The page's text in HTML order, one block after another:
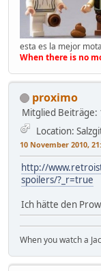
esta es la mejor mota
When there is no
proximo
Mitglied Beiträge:
Location:
10 November 2010,
http://
spoilers/?_r=true
Ich hätte den
When you watch a